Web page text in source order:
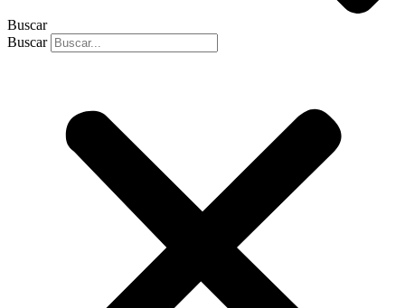
Buscar
Buscar